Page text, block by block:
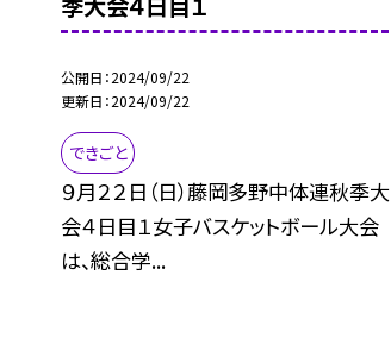
公開日 2024/09/22
更新日 2024/09/22
できごと
９月２２日（日）藤岡多野中体連秋季大
会４日目１女子バスケットボール大会
は、総合学...